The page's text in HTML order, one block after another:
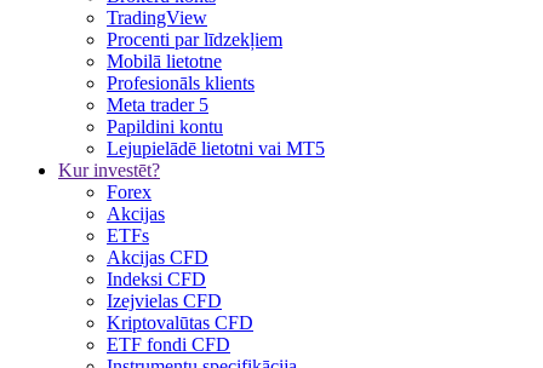
TradingView
Procenti par līdzekļiem
Mobilā lietotne
Profesionāls klients
Meta trader 5
Papildini kontu
Lejupielādē lietotni vai MT5
Kur investēt?
Forex
Akcijas
ETFs
Akcijas CFD
Indeksi CFD
Izejvielas CFD
Kriptovalūtas CFD
ETF fondi CFD